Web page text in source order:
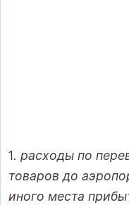
1. расходы по
товаров до
иного места